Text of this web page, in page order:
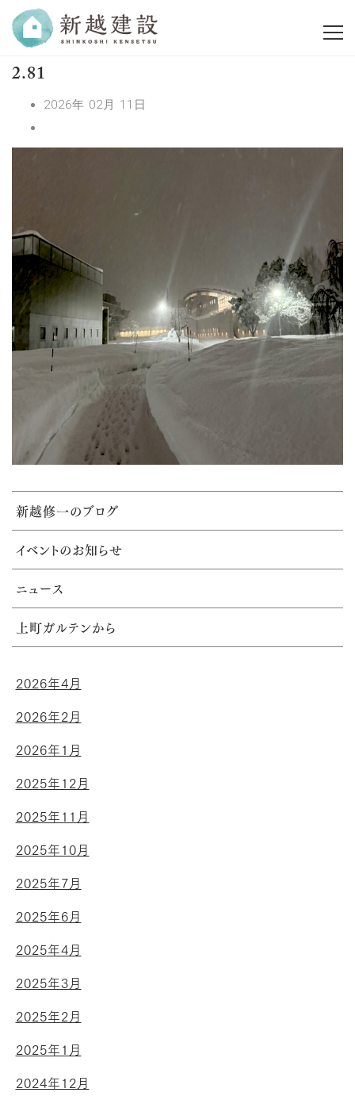
2.81
2026年 02月 11日
新越修一のブログ
イベントのお知らせ
ニュース
上町ガルテンから
2026年4月
2026年2月
2026年1月
2025年12月
2025年11月
2025年10月
2025年7月
2025年6月
2025年4月
2025年3月
2025年2月
2025年1月
2024年12月